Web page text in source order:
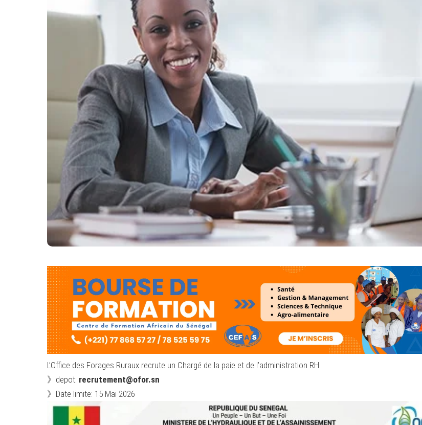
L’Office des Forages Ruraux recrute un Chargé de la paie et de l’administration RH
》depot: recrutement@ofor.sn
》Date limite: 15 Mai 2026